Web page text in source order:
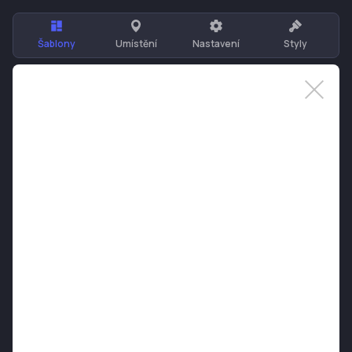
Šablony Umístění Nastavení Styly